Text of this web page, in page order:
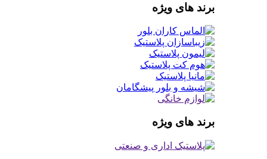
برند های ویژه
برند های ویژه